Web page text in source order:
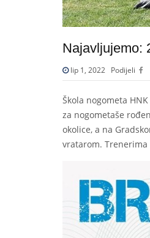
Najavljujemo:
lip 1, 2022 Podijeli
Škola nogometa
za nogometaše
okolice, a na
vratarom.